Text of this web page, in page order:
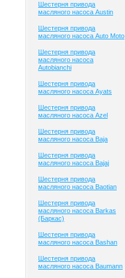
Шестерня привода
масляного насоса Austin
Шестерня привода
масляного насоса Auto Moto
Шестерня привода
масляного насоса
Autobianchi
Шестерня привода
масляного насоса Ayats
Шестерня привода
масляного насоса Azel
Шестерня привода
масляного насоса Baja
Шестерня привода
масляного насоса Bajaj
Шестерня привода
масляного насоса Baotian
Шестерня привода
масляного насоса Barkas
(Баркас)
Шестерня привода
масляного насоса Bashan
Шестерня привода
масляного насоса Baumann